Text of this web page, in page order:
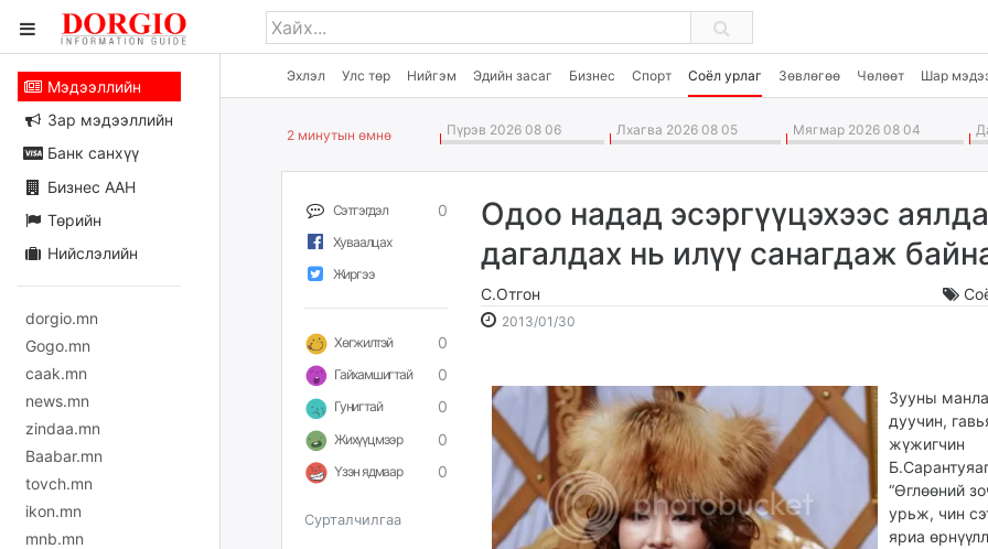
Эхлэл Улс төр Нийгэм Эдийн засаг Бизнес Спорт Соёл урлаг Зөвлөгөө Чөлөөт Шар
Мэдээллийн
Зар мэдээллийн
Банк санхүү
Бизнес ААН
Төрийн
Нийслэлийн
dorgio.mn
Gogo.mn
caak.mn
news.mn
zindaa.mn
Baabar.mn
tovch.mn
ikon.mn
mnb.mn
2 минутын өмнө Пүрэв 2026 08 06 Лхагва 2026 08 05 Мягмар 2026 08 04
Сэтгэгдэл 0
Хуваалцах
Жиргээ
Хөгжилтэй 0
Гайхамшигтай 0
Гунигтай 0
Жихүүцмээр 0
Үзэн ядмаар 0
Сурталчилгаа
Одоо надад эсэргүүцэхээс
дагалдах нь илүү санагдаж
С.Отгон
2013/01/30
23:46:46
13:28:36
Зууны
дуучин,
жүжигчин
“Өглөөний
урьж, чин
яриа